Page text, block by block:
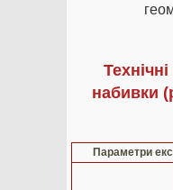
набивки
Параметри